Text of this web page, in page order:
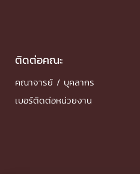
ติดต่อคณะ
คณาจารย์ / บุคลากร
เบอร์ติดต่อหน่วยงาน